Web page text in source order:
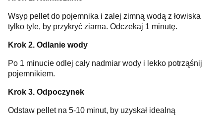
Wsyp pellet do pojemnika i zalej zimną wodą z łowiska
tylko tyle, by przykryć ziarna. Odczekaj 1 minutę.
Krok 2. Odlanie wody
Po 1 minucie odlej cały nadmiar wody i lekko potrząśnij
pojemnikiem.
Krok 3. Odpoczynek
Odstaw pellet na 5-10 minut, by uzyskał idealną